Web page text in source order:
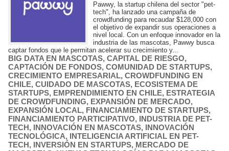
Pawwy, la startup chilena del sector "pet-
tech", ha lanzado una campaña de
crowdfunding para recaudar $128,000 con
el objetivo de expandir sus operaciones a
nivel local. Con un enfoque innovador en la
industria de las mascotas, Pawwy busca
captar fondos que le permitan acelerar su crecimiento y...
BIG DATA EN MASCOTAS, CAPITAL DE RIESGO,
CAPTACIÓN DE FONDOS, COMUNIDAD DE STARTUPS,
CRECIMIENTO EMPRESARIAL, CROWDFUNDING EN
CHILE, CUIDADO DE MASCOTAS, ECOSISTEMA DE
STARTUPS, EMPRENDIMIENTO EN CHILE, ESTRATEGIA
DE CROWDFUNDING, EXPANSIÓN DE MERCADO,
EXPANSIÓN LOCAL, FINANCIAMIENTO DE STARTUPS,
FINANCIAMIENTO PARTICIPATIVO, INDUSTRIA DE PET-
TECH, INNOVACIÓN EN MASCOTAS, INNOVACIÓN
TECNOLÓGICA, INTELIGENCIA ARTIFICIAL EN PET-
TECH, INVERSIÓN EN STARTUPS, MERCADO DE